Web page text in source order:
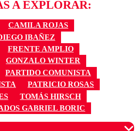
A EXPLORAR:
CAMILA ROJAS
IBAÑEZ
FRENTE AMPLIO
GONZALO WINTER
PARTIDO COMUNISTA
PATRICIO ROSAS
TOMÁS HIRSCH
GABRIEL BORIC